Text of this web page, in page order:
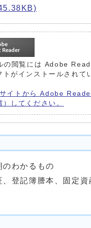
の閲覧には Adobe
トがインストールされて
イトから Adobe
）してください。
のわかるもの
、登記簿謄本、固定